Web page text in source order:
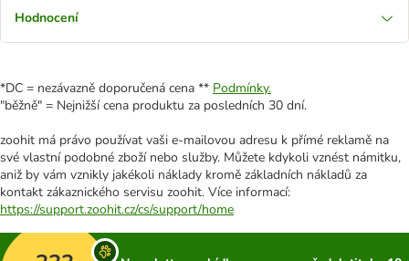
Hodnocení
*DC = nezávazně doporučená cena ** Podmínky.
"běžně" = Nejnižší cena produktu za posledních 30 dní.
zoohit má právo používat vaši e-mailovou adresu k přímé reklamě na
své vlastní podobné zboží nebo služby. Můžete kdykoli vznést námitku,
aniž by vám vznikly jakékoli náklady kromě základních nákladů za
kontakt zákaznického servisu zoohit. Více informací:
https://support.zoohit.cz/cs/support/home